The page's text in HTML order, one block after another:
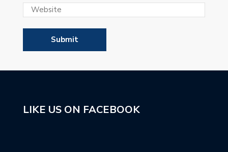
LIKE US ON FACEBOOK